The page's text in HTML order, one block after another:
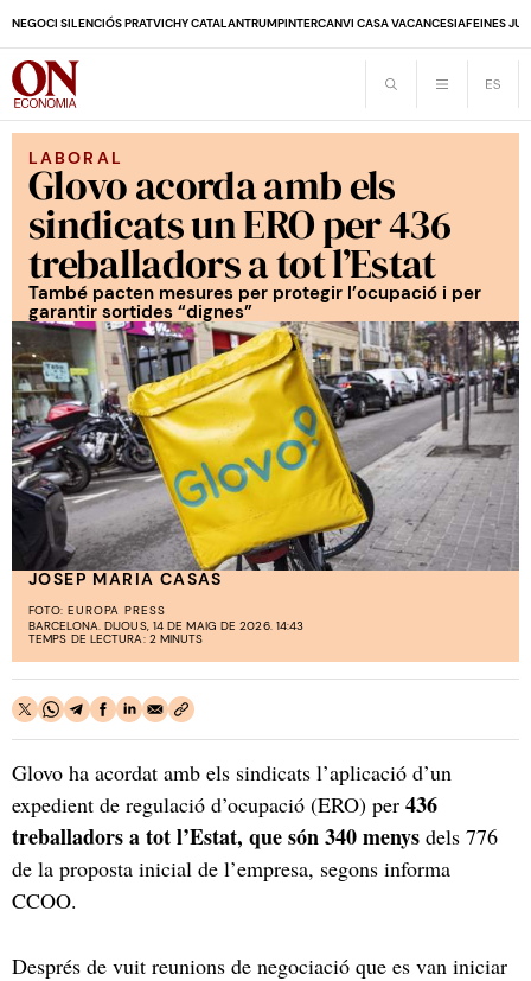
NEGOCI SILENCIÓS PRATVICHY CATALANTRUMPINTERCANVI CASA VACANCESIAFEINES
LABORAL
Glovo acorda amb els
sindicats un ERO per 436
treballadors a tot l’Estat
També pacten mesures per protegir l’ocupació i per
garantir sortides “dignes”
JOSEP MARIA CASAS
FOTO: EUROPA PRESS
BARCELONA. DIJOUS, 14 DE MAIG DE 2026. 14:43
TEMPS DE LECTURA: 2 MINUTS
Glovo ha acordat amb els sindicats l’aplicació d’un
expedient de regulació d’ocupació (ERO) per 436
treballadors a tot l’Estat, que són 340 menys dels 776
de la proposta inicial de l’empresa, segons informa
CCOO.
Després de vuit reunions de negociació que es van iniciar